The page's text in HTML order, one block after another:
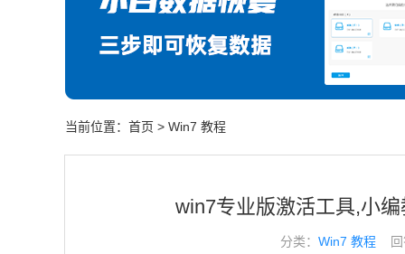
当前位置： 首页 > Win7 教程
win7专业版激活工具,小
分类：Win7 教程 回